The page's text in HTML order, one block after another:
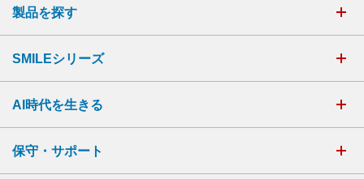
製品を探す
SMILEシリーズ
AI時代を生きる
保守・サポート